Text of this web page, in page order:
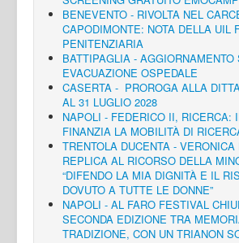
BENEVENTO - RIVOLTA NEL
CAPODIMONTE: NOTA DELLA UIL
PENITENZIARIA
BATTIPAGLIA - AGGIORNAMENTO
EVACUAZIONE OSPEDALE
CASERTA - PROROGA ALLA
AL 31 LUGLIO 2028
NAPOLI - FEDERICO II, RICERCA:
FINANZIA LA MOBILITÀ DI
TRENTOLA DUCENTA -
REPLICA AL RICORSO DELLA
“DIFENDO LA MIA DIGNITÀ E IL
DOVUTO A TUTTE LE DONNE”
NAPOLI - AL FARO FESTIVAL
SECONDA EDIZIONE TRA
TRADIZIONE, CON UN TRIANON